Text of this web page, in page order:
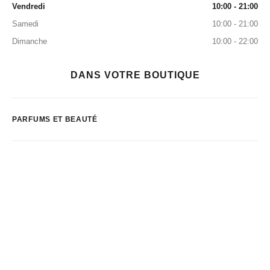
Vendredi
10:00 - 21:00
Samedi
10:00 - 21:00
Dimanche
10:00 - 22:00
DANS VOTRE BOUTIQUE
PARFUMS ET BEAUTÉ